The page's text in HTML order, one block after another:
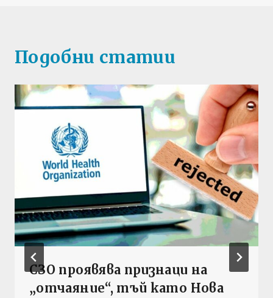
Подобни статии
СЗО проявява признаци на
„отчаяние“, тъй като Нова